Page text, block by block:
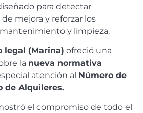
para detectar
mejora y reforzar los
y limpieza.
legal (Marina) ofreció una
la nueva normativa
atención al Número de
de Alquileres.
el compromiso de todo el